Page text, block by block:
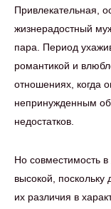
Привлекательная,
жизнерадостный
пара. Период
романтикой и
отношениях, когда
непринужденным
недостатков.
Но совместимость
высокой,
их различия в